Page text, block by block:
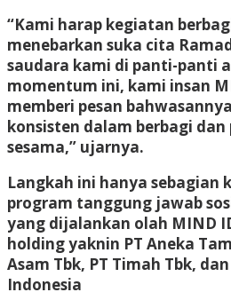
“Kami harap kegiatan
menebarkan suka cita
saudara kami di panti-panti
momentum ini, kami insan
memberi pesan
konsisten dalam berbagi
sesama,” ujarnya.
Langkah ini hanya sebagian
program tanggung jawab
yang dijalankan olah MIND
holding yaknin PT Aneka
Asam Tbk, PT Timah Tbk,
Indonesia